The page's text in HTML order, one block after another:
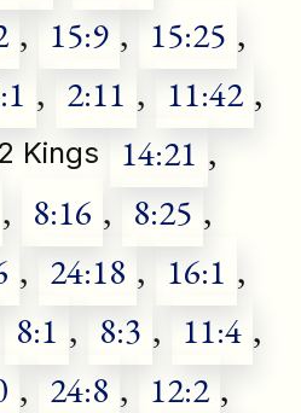
, 15:9 , 15:25 ,
, 2:11 , 11:42 ,
2 Kings 14:21 ,
, 8:16 , 8:25 ,
, 24:18 , 16:1 ,
8:1 , 8:3 , 11:4 ,
, 24:8 , 12:2 ,